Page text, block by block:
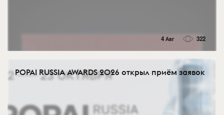
4 Авг 322
POPAI RUSSIA AWARDS 2026 открыл приём заявок